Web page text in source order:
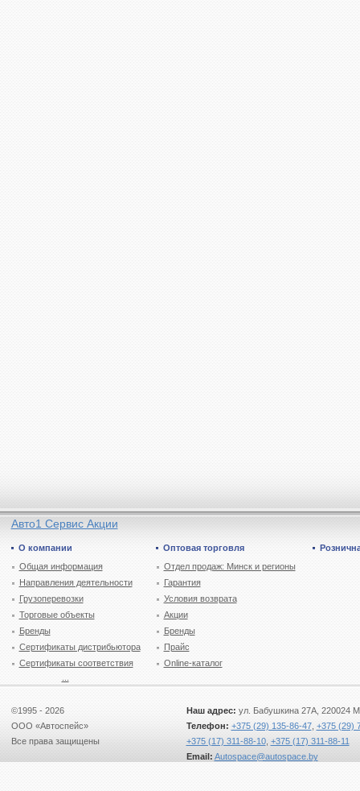
Авто1 Сервис Акции
О компании
Общая информация
Направления деятельности
Грузоперевозки
Торговые объекты
Бренды
Сертификаты дистрибьютора
Сертификаты соответствия
Оптовая торговля
Отдел продаж: Минск и регионы
Гарантия
Условия возврата
Акции
Бренды
Прайс
Online-каталог
©1995 - 2026
ООО «Автоспейс»
Все права защищены
Наш адрес: ул. Бабушкина 27А, 220024
Телефон: +375 (29) 135-86-47, +375 (29)
+375 (17) 311-88-10, +375 (17) 311-88-11
Email: Autospace@autospace.by